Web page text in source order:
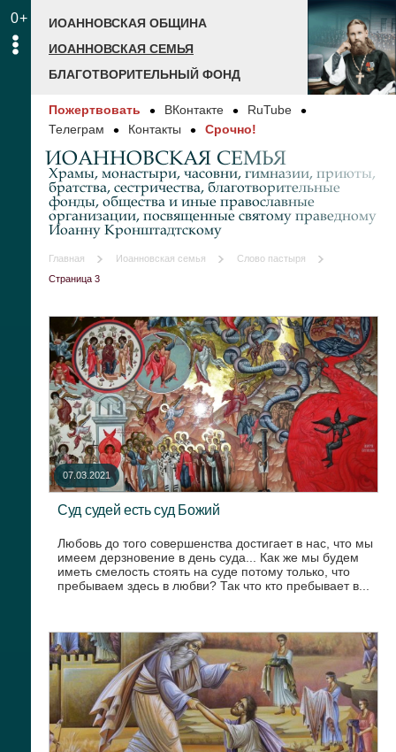
0+
ИОАННОВСКАЯ ОБЩИНА
ИОАННОВСКАЯ СЕМЬЯ
БЛАГОТВОРИТЕЛЬНЫЙ ФОНД
Пожертвовать ВКонтакте
RuTube
Телеграм
Контакты Срочно!
ИОАННОВСКАЯ СЕМЬЯ
Храмы, монастыри, часовни, гимназии, приюты,
братства, сестричества, благотворительные
фонды, общества и иные православные
организации, посвященные святому праведному
Иоанну Кронштадтскому
Главная Иоанновская семья
Слово пастыря
Страница 3
07.03.2021
Суд судей есть суд Божий
Любовь до того совершенства достигает в нас, что мы
имеем дерзновение в день суда... Как же мы будем
иметь смелость стоять на суде потому только, что
пребываем здесь в любви? Так что кто пребывает в...